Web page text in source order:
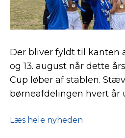
Der bliver fyldt til kanten
og 13. august når dette
Cup løber af stablen.
børneafdelingen hvert år
Læs hele nyheden